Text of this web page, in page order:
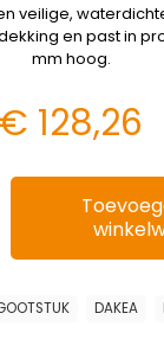
veilige,
en past in
mm hoog.
€ 128,26
DAKEA